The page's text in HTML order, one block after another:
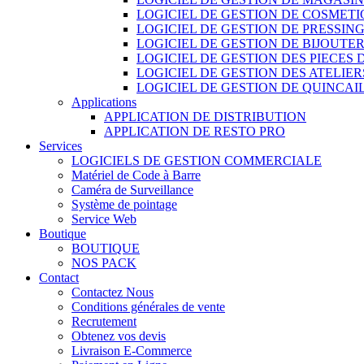
LOGICIEL DE GESTION DE
LOGICIEL DE GESTION DE PRESSING
LOGICIEL DE GESTION DE
LOGICIEL DE GESTION DES PIECES
LOGICIEL DE GESTION DES
LOGICIEL DE GESTION DE
Applications
APPLICATION DE DISTRIBUTION
APPLICATION DE RESTO PRO
Services
LOGICIELS DE GESTION COMMERCIALE
Matériel de Code à Barre
Caméra de Surveillance
Système de pointage
Service Web
Boutique
BOUTIQUE
NOS PACK
Contact
Contactez Nous
Conditions générales de vente
Recrutement
Obtenez vos devis
Livraison E-Commerce